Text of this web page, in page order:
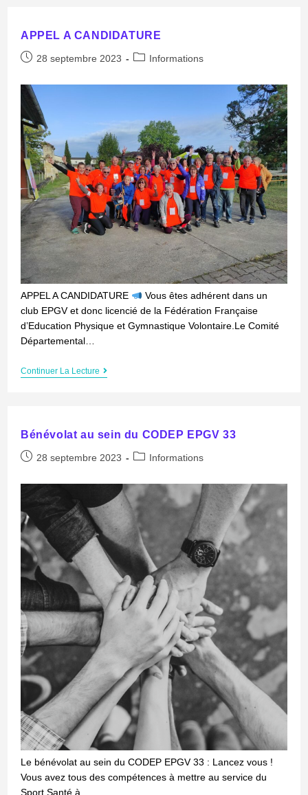
APPEL A CANDIDATURE
28 septembre 2023 Informations
APPEL A CANDIDATURE
Vous êtes adhérent dans un
club EPGV et donc licencié de la Fédération Française
d’Education Physique et Gymnastique Volontaire.Le Comité
Départemental…
Continuer La Lecture
Bénévolat au sein du CODEP EPGV 33
28 septembre 2023 Informations
Le bénévolat au sein du CODEP EPGV 33 : Lancez vous !
Vous avez tous des compétences à mettre au service du
Sport Santé à…